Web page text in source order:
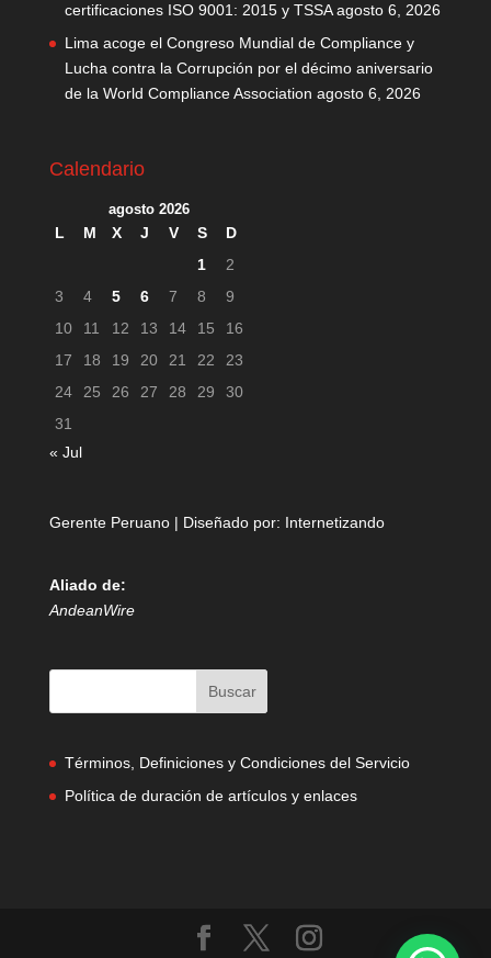
certificaciones ISO 9001: 2015 y TSSA agosto 6, 2026
Lima acoge el Congreso Mundial de Compliance y
Lucha contra la Corrupción por el décimo aniversario
de la World Compliance Association agosto 6, 2026
Calendario
agosto 2026
L M X J V S
D
1
2
3
4 5 6 7 8
9
10
11 12 13 14 15
16
17
18 19 20 21 22
23
24
25 26 27 28 29
30
31
« Jul
Gerente Peruano | Diseñado por: Internetizando
Aliado de:
AndeanWire
Términos, Definiciones y Condiciones del Servicio
Política de duración de artículos y enlaces